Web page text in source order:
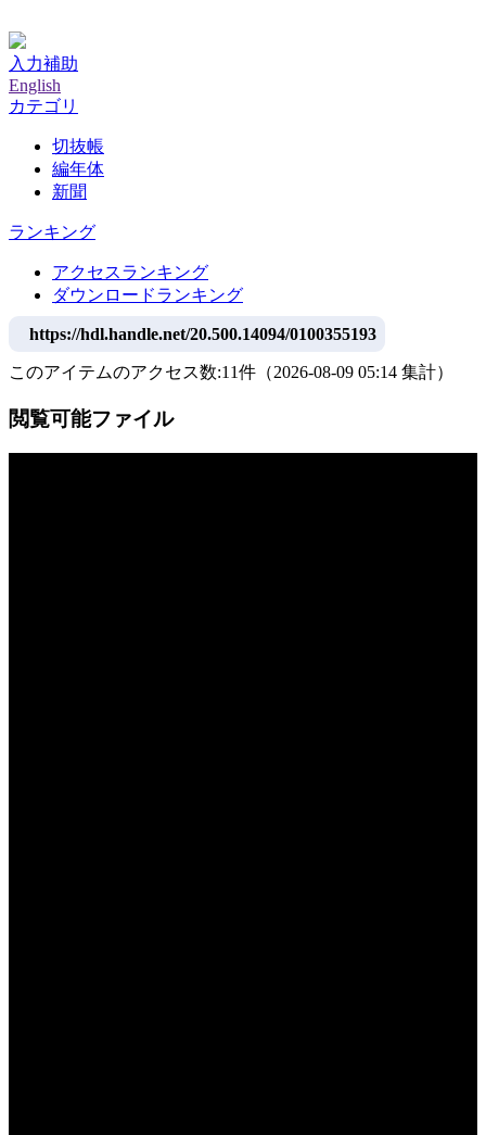
入力補助
English
カテゴリ
切抜帳
編年体
新聞
ランキング
アクセスランキング
ダウンロードランキング
https://hdl.handle.net/20.500.14094/0100355193
このアイテムのアクセス数:11件 （2026-08-09 05:14 集計）
閲覧可能ファイル